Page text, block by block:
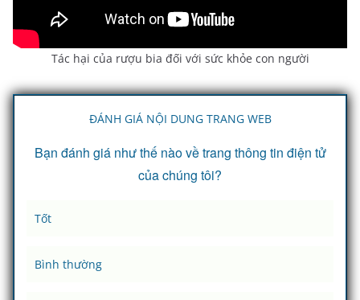
Tác hại của rượu bia đối với sức khỏe con người
ĐÁNH GIÁ NỘI DUNG TRANG WEB
Bạn đánh giá như thế nào về trang thông tin điện tử
của chúng tôi?
Tốt
Bình thường